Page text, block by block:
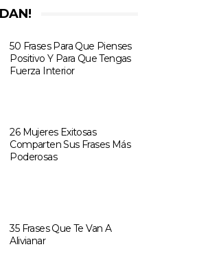
50 Frases Para Que Pienses
Positivo Y Para Que Tengas
Fuerza Interior
26 Mujeres Exitosas
Comparten Sus Frases Más
Poderosas
35 Frases Que Te Van A
Alivianar